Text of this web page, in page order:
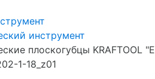
инструмент
плоскогубцы KRAFTOOL
1-18_z01